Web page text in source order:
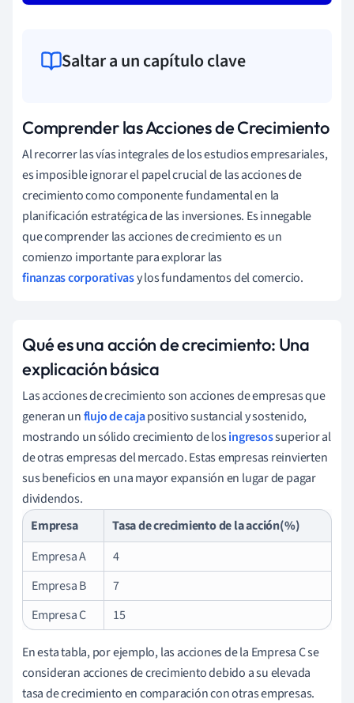
Saltar a un capítulo clave
Comprender las Acciones de Crecimiento
Al recorrer las vías integrales de los estudios empresariales,
es imposible ignorar el papel crucial de las acciones de
crecimiento como componente fundamental en la
planificación estratégica de las inversiones. Es innegable
que comprender las acciones de crecimiento es un
comienzo importante para explorar las
finanzas corporativasy los fundamentos del comercio.
Qué es una acción de crecimiento: Una
explicación básica
Las acciones de crecimiento son acciones de empresas que
generan unflujo de cajapositivo sustancial y sostenido,
mostrando un sólido crecimiento de losingresossuperior al
de otras empresas del mercado. Estas empresas reinvierten
sus beneficios en una mayor expansión en lugar de pagar
dividendos.
Empresa
Tasa de crecimiento de la acción(%)
Empresa A
4
Empresa B
7
Empresa C
15
En esta tabla, por ejemplo, las acciones de la Empresa C se
consideran acciones de crecimiento debido a su elevada
tasa de crecimiento en comparación con otras empresas.